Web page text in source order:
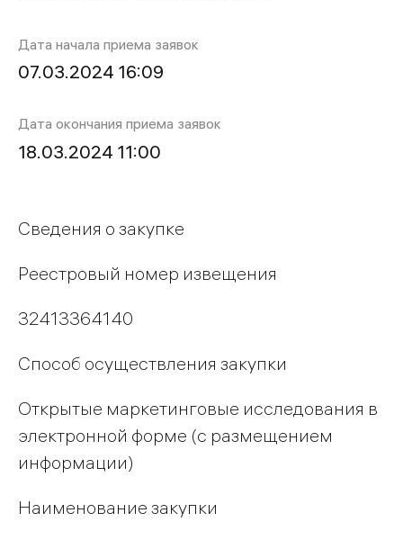
Дата начала приема заявок
07.03.2024 16:09
Дата окончания приема заявок
18.03.2024 11:00
Сведения о закупке
Реестровый номер извещения
32413364140
Способ осуществления закупки
Открытые маркетинговые исследования в
электронной форме (с размещением
информации)
Наименование закупки